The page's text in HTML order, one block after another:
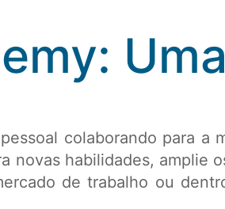
colaborando para a
novas habilidades, amplie
de trabalho ou